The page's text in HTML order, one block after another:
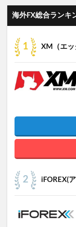
海外FX総合ランキ
XM（エッ
iFOREX(